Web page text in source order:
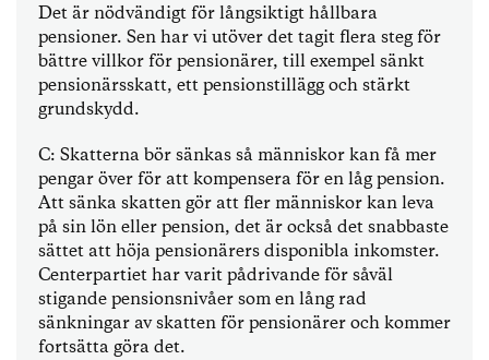
Det är nödvändigt för långsiktigt hållbara
pensioner. Sen har vi utöver det tagit flera steg för
bättre villkor för pensionärer, till exempel sänkt
pensionärsskatt, ett pensionstillägg och stärkt
grundskydd.
C: Skatterna bör sänkas så människor kan få mer
pengar över för att kompensera för en låg pension.
Att sänka skatten gör att fler människor kan leva
på sin lön eller pension, det är också det snabbaste
sättet att höja pensionärers disponibla inkomster.
Centerpartiet har varit pådrivande för såväl
stigande pensionsnivåer som en lång rad
sänkningar av skatten för pensionärer och kommer
fortsätta göra det.